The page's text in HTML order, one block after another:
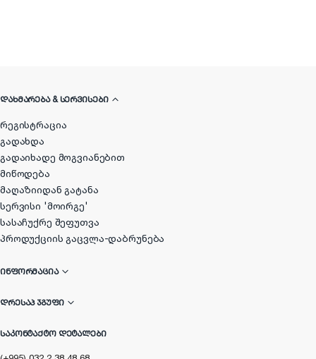
ᲓᲐᲮᲛᲐᲠᲔᲑᲐ & ᲡᲔᲠᲕᲘᲡᲔᲑᲘ
რეგისტრაცია
გადახდა
გადაიხადე მოგვიანებით
მიწოდება
მაღაზიიდან გატანა
სერვისი 'მოირგე'
სასაჩუქრე შეფუთვა
პროდუქციის გაცვლა-დაბრუნება
ᲘᲜᲤᲝᲠᲛᲐᲪᲘᲐ
ᲓᲠᲔᲡᲐᲞ ᲯᲒᲣᲤᲘ
ᲡᲐᲙᲝᲜᲢᲐᲥᲢᲝ ᲓᲔᲢᲐᲚᲔᲑᲘ